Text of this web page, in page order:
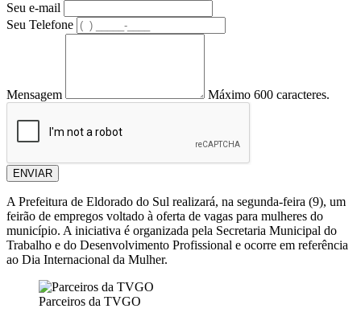
Seu e-mail
Seu Telefone
Mensagem Máximo 600 caracteres.
ENVIAR
A Prefeitura de Eldorado do Sul realizará, na segunda-feira (9), um
feirão de empregos voltado à oferta de vagas para mulheres do
município. A iniciativa é organizada pela Secretaria Municipal do
Trabalho e do Desenvolvimento Profissional e ocorre em referência
ao Dia Internacional da Mulher.
Parceiros da TVGO